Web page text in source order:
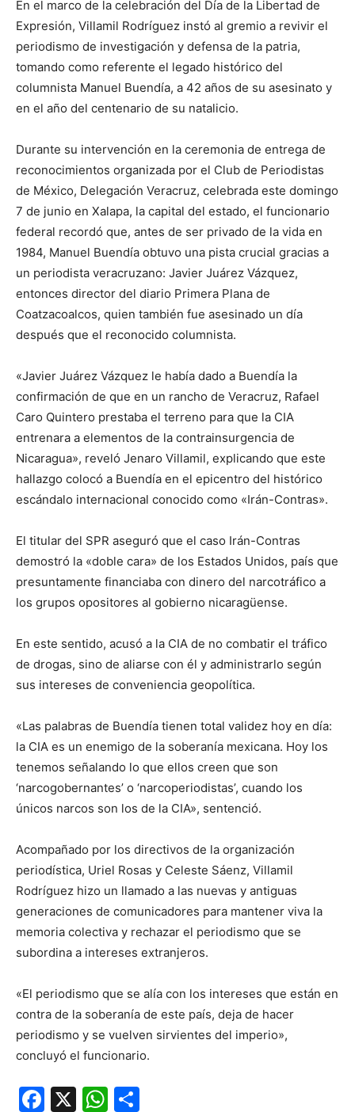
En el marco de la celebración del Día de la Libertad de
Expresión, Villamil Rodríguez instó al gremio a revivir el
periodismo de investigación y defensa de la patria,
tomando como referente el legado histórico del
columnista Manuel Buendía, a 42 años de su asesinato y
en el año del centenario de su natalicio.
Durante su intervención en la ceremonia de entrega de
reconocimientos organizada por el Club de Periodistas
de México, Delegación Veracruz, celebrada este domingo
7 de junio en Xalapa, la capital del estado, el funcionario
federal recordó que, antes de ser privado de la vida en
1984, Manuel Buendía obtuvo una pista crucial gracias a
un periodista veracruzano: Javier Juárez Vázquez,
entonces director del diario Primera Plana de
Coatzacoalcos, quien también fue asesinado un día
después que el reconocido columnista.
«Javier Juárez Vázquez le había dado a Buendía la
confirmación de que en un rancho de Veracruz, Rafael
Caro Quintero prestaba el terreno para que la CIA
entrenara a elementos de la contrainsurgencia de
Nicaragua», reveló Jenaro Villamil, explicando que este
hallazgo colocó a Buendía en el epicentro del histórico
escándalo internacional conocido como «Irán-Contras».
El titular del SPR aseguró que el caso Irán-Contras
demostró la «doble cara» de los Estados Unidos, país que
presuntamente financiaba con dinero del narcotráfico a
los grupos opositores al gobierno nicaragüense.
En este sentido, acusó a la CIA de no combatir el tráfico
de drogas, sino de aliarse con él y administrarlo según
sus intereses de conveniencia geopolítica.
«Las palabras de Buendía tienen total validez hoy en día:
la CIA es un enemigo de la soberanía mexicana. Hoy los
tenemos señalando lo que ellos creen que son
‘narcogobernantes’ o ‘narcoperiodistas’, cuando los
únicos narcos son los de la CIA», sentenció.
Acompañado por los directivos de la organización
periodística, Uriel Rosas y Celeste Sáenz, Villamil
Rodríguez hizo un llamado a las nuevas y antiguas
generaciones de comunicadores para mantener viva la
memoria colectiva y rechazar el periodismo que se
subordina a intereses extranjeros.
«El periodismo que se alía con los intereses que están en
contra de la soberanía de este país, deja de hacer
periodismo y se vuelven sirvientes del imperio»,
concluyó el funcionario.
Facebook
X WhatsApp